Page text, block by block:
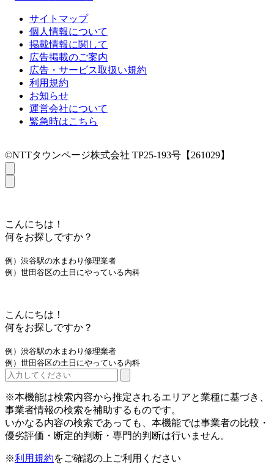
サイトマップ
個人情報について
掲載情報に関して
広告掲載のご案内
広告・サービス取扱い規約
利用規約
お知らせ
運営会社について
緊急時はこちら
©NTTタウンページ株式会社 TP25-193号【261029】
こんにちは！
何をお探しですか？
例）渋谷駅の水まわり修理業者
例）世田谷区の土日にやっている内科
こんにちは！
何をお探しですか？
例）渋谷駅の水まわり修理業者
例）世田谷区の土日にやっている内科
※本機能は検索内容から推定されるエリアと業種に基づき、
事業者情報の検索を補助するものです。
いかなる内容の検索であっても、本機能では事業者の比較・
優劣評価・断定的判断・専門的判断は行いません。
※利用規約をご確認の上ご利用ください